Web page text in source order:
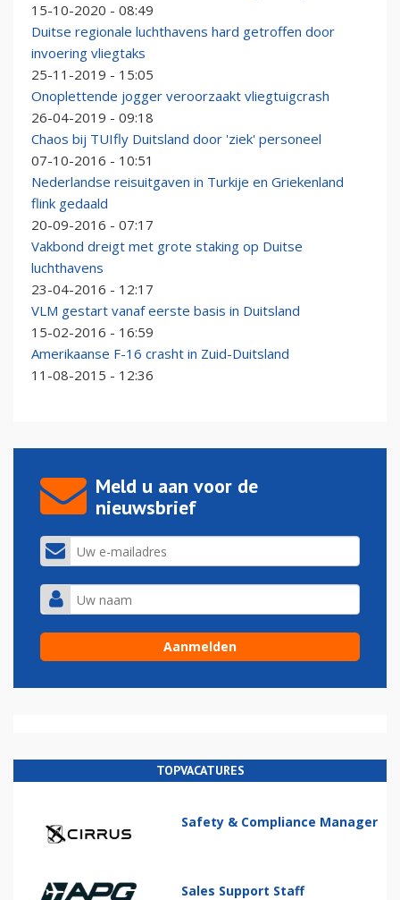
15-10-2020 - 08:49
Duitse regionale luchthavens hard getroffen door
invoering vliegtaks
25-11-2019 - 15:05
Onoplettende jogger veroorzaakt vliegtuigcrash
26-04-2019 - 09:18
Chaos bij TUIfly Duitsland door 'ziek' personeel
07-10-2016 - 10:51
Nederlandse reisuitgaven in Turkije en Griekenland
flink gedaald
20-09-2016 - 07:17
Vakbond dreigt met grote staking op Duitse
luchthavens
23-04-2016 - 12:17
VLM gestart vanaf eerste basis in Duitsland
15-02-2016 - 16:59
Amerikaanse F-16 crasht in Zuid-Duitsland
11-08-2015 - 12:36
Meld u aan voor de
nieuwsbrief
TOPVACATURES
Safety & Compliance Manager
Sales Support Staff